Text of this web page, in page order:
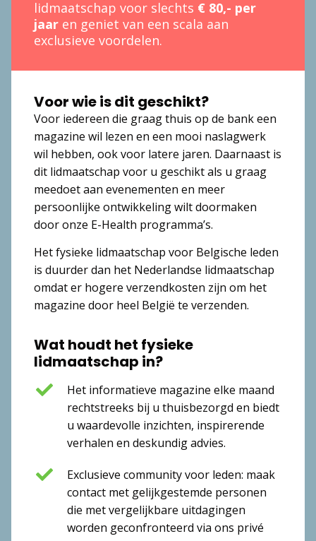
lidmaatschap voor slechts € 80,- per
jaar en geniet van een scala aan
exclusieve voordelen.
Voor wie is dit geschikt?
Voor iedereen die graag thuis op de bank een
magazine wil lezen en een mooi naslagwerk
wil hebben, ook voor latere jaren. Daarnaast is
dit lidmaatschap voor u geschikt als u graag
meedoet aan evenementen en meer
persoonlijke ontwikkeling wilt doormaken
door onze E-Health programma’s.
Het fysieke lidmaatschap voor Belgische leden
is duurder dan het Nederlandse lidmaatschap
omdat er hogere verzendkosten zijn om het
magazine door heel België te verzenden.
Wat houdt het fysieke
lidmaatschap in?
Het informatieve magazine elke maand
rechtstreeks bij u thuisbezorgd en biedt
u waardevolle inzichten, inspirerende
verhalen en deskundig advies.
Exclusieve community voor leden: maak
contact met gelijkgestemde personen
die met vergelijkbare uitdagingen
worden geconfronteerd via ons privé